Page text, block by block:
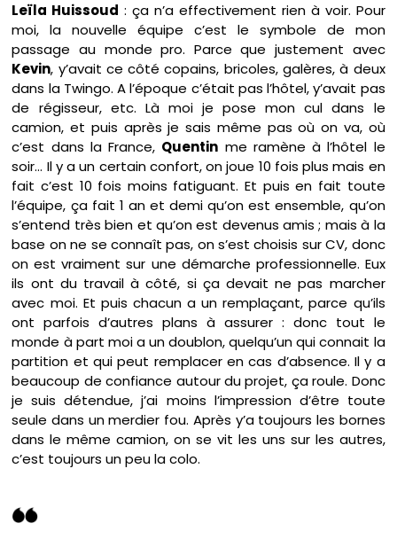
Leïla Huissoud : ça n’a effectivement rien à voir. Pour
moi, la nouvelle équipe c’est le symbole de mon
passage au monde pro. Parce que justement avec
Kevin, y’avait ce côté copains, bricoles, galères, à deux
dans la Twingo. A l’époque c’était pas l’hôtel, y’avait pas
de régisseur, etc. Là moi je pose mon cul dans le
camion, et puis après je sais même pas où on va, où
c’est dans la France, Quentin me ramène à l’hôtel le
soir… Il y a un certain confort, on joue 10 fois plus mais en
fait c’est 10 fois moins fatiguant. Et puis en fait toute
l’équipe, ça fait 1 an et demi qu’on est ensemble, qu’on
s’entend très bien et qu’on est devenus amis ; mais à la
base on ne se connaît pas, on s’est choisis sur CV, donc
on est vraiment sur une démarche professionnelle. Eux
ils ont du travail à côté, si ça devait ne pas marcher
avec moi. Et puis chacun a un remplaçant, parce qu’ils
ont parfois d’autres plans à assurer : donc tout le
monde à part moi a un doublon, quelqu’un qui connait la
partition et qui peut remplacer en cas d’absence. Il y a
beaucoup de confiance autour du projet, ça roule. Donc
je suis détendue, j’ai moins l’impression d’être toute
seule dans un merdier fou. Après y’a toujours les bornes
dans le même camion, on se vit les uns sur les autres,
c’est toujours un peu la colo.